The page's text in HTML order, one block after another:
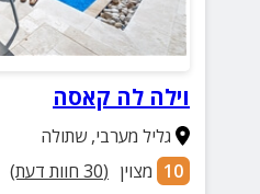
וילה לה קאסה
גליל מערבי,שתולה
10 מצוין (
30 חוות דעת)